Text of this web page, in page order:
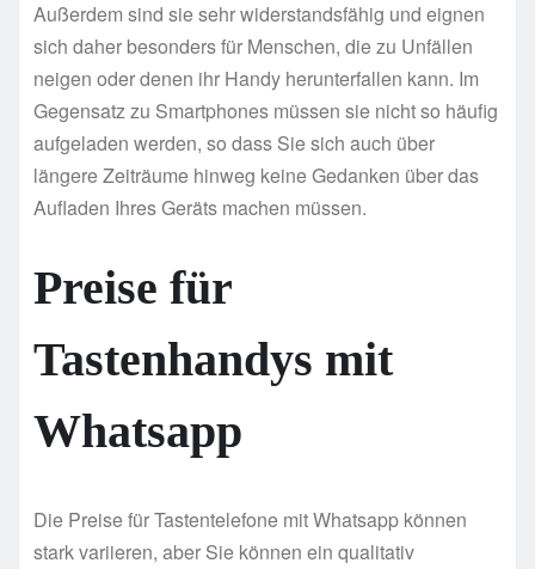
Außerdem sind sie sehr widerstandsfähig und eignen
sich daher besonders für Menschen, die zu Unfällen
neigen oder denen ihr Handy herunterfallen kann. Im
Gegensatz zu Smartphones müssen sie nicht so häufig
aufgeladen werden, so dass Sie sich auch über
längere Zeiträume hinweg keine Gedanken über das
Aufladen Ihres Geräts machen müssen.
Preise für
Tastenhandys mit
Whatsapp
Die Preise für Tastentelefone mit Whatsapp können
stark variieren, aber Sie können ein qualitativ